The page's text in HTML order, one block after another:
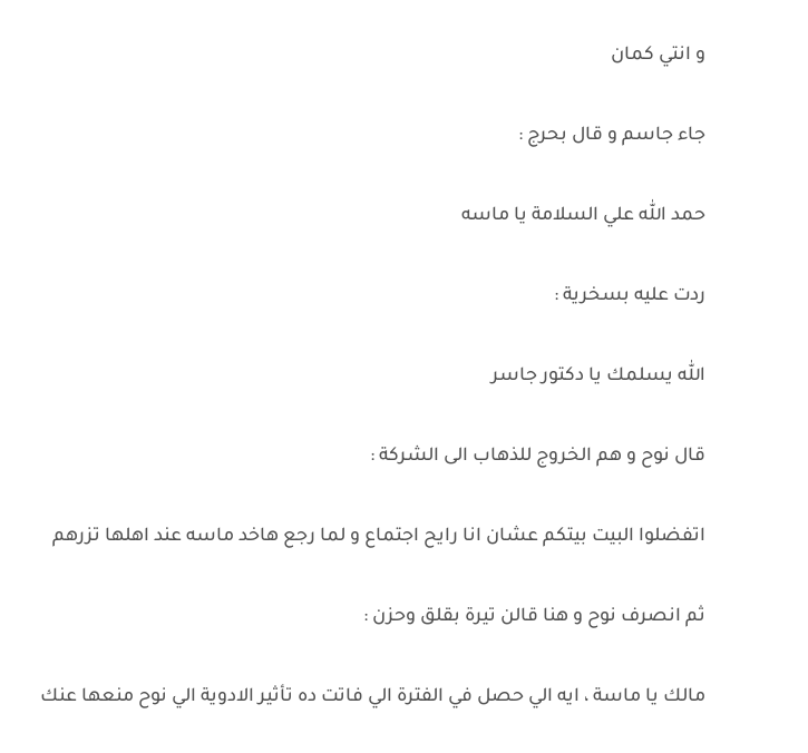
و انتي كمان
جاء جاسم و قال بحرج :
حمد الله علي السلامة يا ماسه
ردت عليه بسخرية :
الله يسلمك يا دكتور جاسر
قال نوح و هم الخروج للذهاب الى الشركة :
اتفضلوا البيت بيتكم عشان انا رايح اجتماع و لما رجع هاخد ماسه عند اهلها تزرهم
ثم انصرف نوح و هنا قالن تيرة بقلق وحزن :
مالك يا ماسة ، ايه الي حصل في الفترة الي فاتت ده تأثير الادوية الي نوح منعها عنك